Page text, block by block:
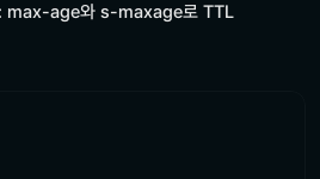
max-age와 s-maxage로 TTL